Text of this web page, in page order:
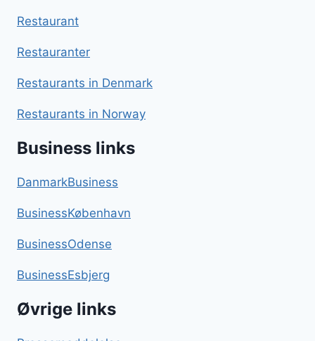
Restaurant
Restauranter
Restaurants in Denmark
Restaurants in Norway
Business links
DanmarkBusiness
BusinessKøbenhavn
BusinessOdense
BusinessEsbjerg
Øvrige links